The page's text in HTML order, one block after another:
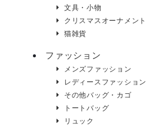
文具・小物
クリスマスオーナメント
猫雑貨
ファッション
メンズファッション
レディースファッション
その他バッグ・カゴ
トートバッグ
リュック